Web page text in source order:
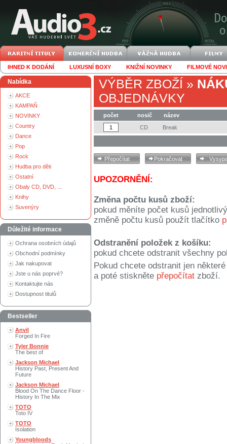
IHNED K DODÁNÍ LUXUSNÍ BOXY KNIŽNÍ NOVINKY FILMOVÉ
Nabídka
AKCE
KAMPAŇ
NOVINKY
Country
Dance
Pop
Rock
Hudba pro děti
Ostatní
Obaly CD, DVD, ...
Knihy
Suvenýry
Důležité informace
Ochrana osobních údajů
Obchodní podmínky
Jak nakupovat
Jste u nás poprvé?
Kontaktujte nás
Dostupnost titulů
Bestseller
Anvil
Forged In Fire
Tyler Bonnie
The best of
Jackson Michael
History Past, Present And
Future
Jackson Michael
Blood On The Dance Floor -
History In The Mix
TOTO
Toto IV
TOTO
Isolation
Youngbloods
VÝBĚR ZBOŽÍ »
OBJEDNÁVKY
počet nosič
název
CD
Break
UPOZORNĚNÍ:
Změna počtu kusů zboží:
pokud měníte počet kusů
změně počtu kusů použít tlačítko
Odstranění položek z košíku:
pokud chcete odstranit všechny
Pokud chcete odstranit jen
a poté stiskněte přepočítat zboží.